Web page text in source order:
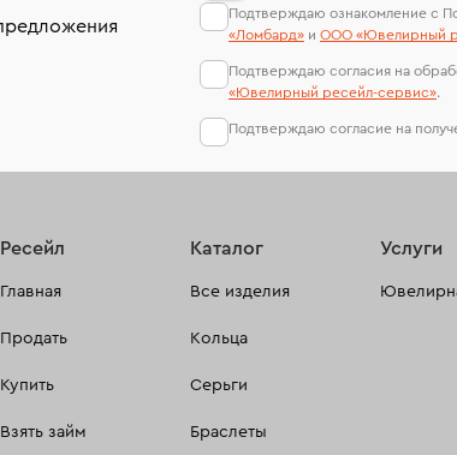
Подтверждаю ознакомление с
«Ломбард» и ООО «Ювелирный
Подтверждаю согласия на
«Ювелирный ресейл-сервиc».
Подтверждаю согласие на
Ресейл
Главная
Продать
Купить
Взять займ
Каталог
Все изделия
Кольца
Серьги
Браслеты
Услуги